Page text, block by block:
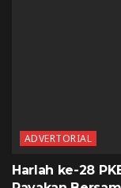
ADVERTORIAL
Harlah ke-28